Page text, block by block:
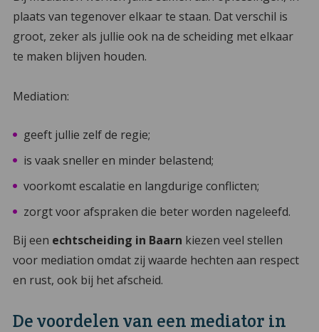
plaats van tegenover elkaar te staan. Dat verschil is
groot, zeker als jullie ook na de scheiding met elkaar
te maken blijven houden.
Mediation:
geeft jullie zelf de regie;
is vaak sneller en minder belastend;
voorkomt escalatie en langdurige conflicten;
zorgt voor afspraken die beter worden nageleefd.
Bij een echtscheiding in Baarn kiezen veel stellen
voor mediation omdat zij waarde hechten aan respect
en rust, ook bij het afscheid.
De voordelen van een mediator in